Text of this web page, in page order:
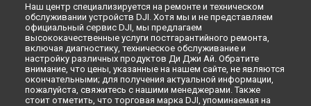
Наш центр специализируется на ремонте и техническом
обслуживании устройств DJI. Хотя мы и не представляем
официальный сервис DJI, мы предлагаем
высококачественные услуги постгарантийного ремонта,
включая диагностику, техническое обслуживание и
настройку различных продуктов Ди Джи Ай. Обратите
внимание, что цены, указанные на нашем сайте, не являются
окончательными; для получения актуальной информации,
пожалуйста, свяжитесь с нашими менеджерами. Также
стоит отметить, что торговая марка DJI, упоминаемая на